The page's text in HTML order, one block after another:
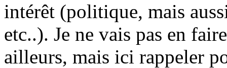
intérêt (politique, mais
etc..). Je ne vais pas en
ailleurs, mais ici rappeler